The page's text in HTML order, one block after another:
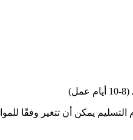
التسليم يمكن أن تتغير وفقًا